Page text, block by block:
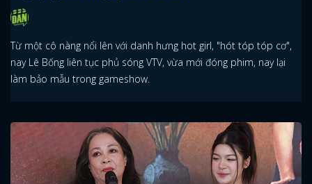
Từ một cô nàng nổi lên với danh hưng hot girl, "hót tóp tóp cơ",
nay Lê Bống liên tục phủ sóng VTV, vừa mới đóng phim, nay lại
làm bảo mẫu trong gameshow.